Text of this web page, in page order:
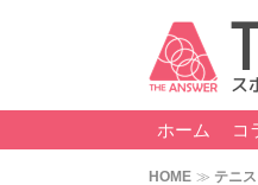
ホーム コ
HOME テニス